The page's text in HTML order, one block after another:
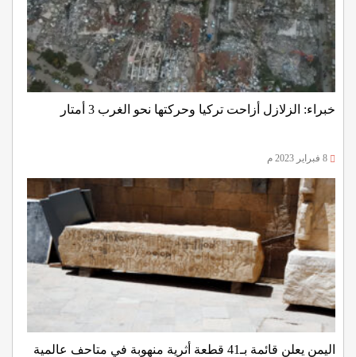
خبراء: الزلازل أزاحت تركيا وحركتها نحو الغرب 3 أمتار
اليمن يعلن قائمة بـ41 قطعة أثرية منهوبة في متاحف عالمية